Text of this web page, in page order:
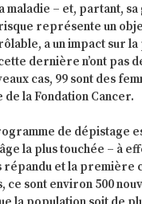
maladie – et, partant,
représente un
a un impact sur
dernière n’ont pas
cas, 99 sont des
la Fondation Cancer.
de dépistage
la plus touchée – à
répandu et la première
ce sont environ 500